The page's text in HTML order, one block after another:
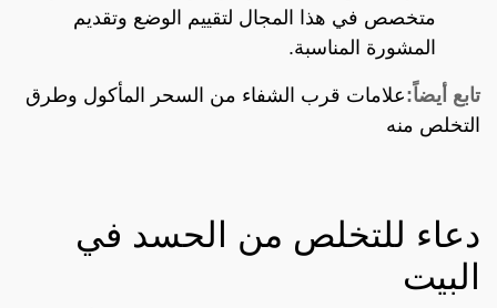
متخصص في هذا المجال لتقييم الوضع وتقديم
المشورة المناسبة.
تابع أيضاً:علامات قرب الشفاء من السحر المأكول وطرق
التخلص منه
دعاء للتخلص من الحسد في
البيت